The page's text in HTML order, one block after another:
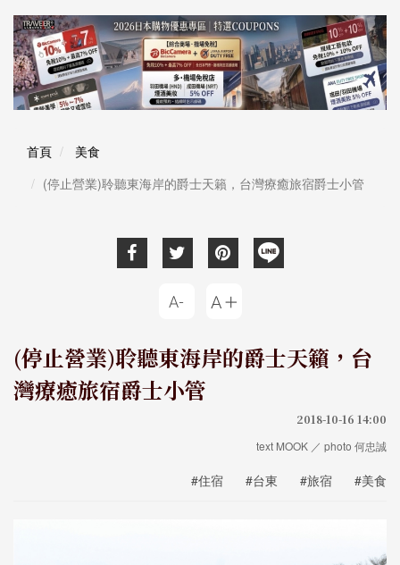
首頁
美食
(停止營業)聆聽東海岸的爵士天籟，台灣療癒旅宿爵士小管
(停止營業)聆聽東海岸的爵士天籟，台
灣療癒旅宿爵士小管
2018-10-16 14:00
text MOOK ／ photo 何忠誠
#住宿 #台東 #旅宿 #美食